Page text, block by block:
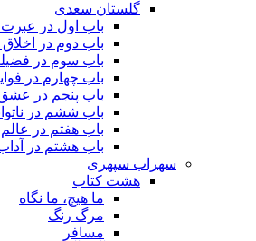
گلستان سعدی
باب اول در عبرت
باب دوم در اخلاق
باب سوم در
باب چهارم در
باب پنجم در
باب ششم در
باب هفتم در
باب هشتم در
سهراب سپهری
هشت کتاب
ما هیچ، ما نگاه
مرگ رنگ
مسافر